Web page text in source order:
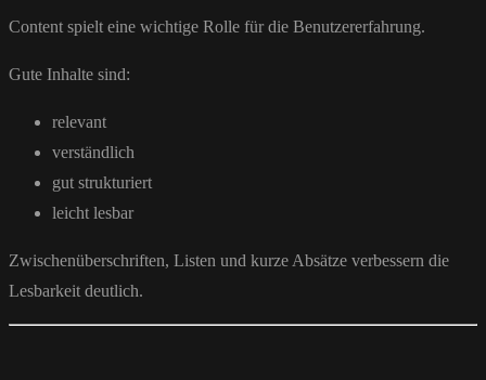
Content spielt eine wichtige Rolle für die Benutzererfahrung.
Gute Inhalte sind:
relevant
verständlich
gut strukturiert
leicht lesbar
Zwischenüberschriften, Listen und kurze Absätze verbessern die
Lesbarkeit deutlich.